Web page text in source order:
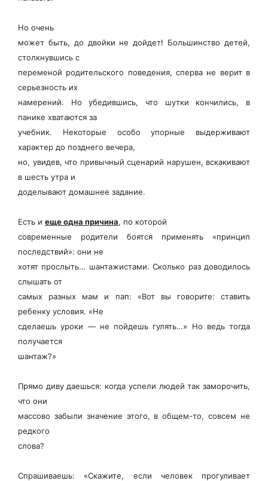
Но очень
может быть, до двойки не дойдет! Большинство детей,
столкнувшись с
переменой родительского поведения, сперва не верит в
серьезность их
намерений. Но убедившись, что шутки кончились, в
панике хватаются за
учебник. Некоторые особо упорные выдерживают
характер до позднего вечера,
но, увидев, что привычный сценарий нарушен, вскакивают
в шесть утра и
доделывают домашнее задание.
Есть и еще одна причина, по которой
современные родители боятся применять «принцип
последствий»: они не
хотят прослыть… шантажистами. Сколько раз доводилось
слышать от
самых разных мам и пап: «Вот вы говорите: ставить
ребенку условия. «Не
сделаешь уроки — не пойдешь гулять…» Но ведь тогда
получается
шантаж?»
Прямо диву даешься: когда успели людей так заморочить,
что они
массово забыли значение этого, в общем-то, совсем не
редкого
слова?
Спрашиваешь: «Скажите, если человек прогуливает